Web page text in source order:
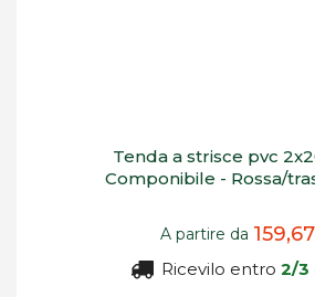
Tenda a strisce pvc
Componibile - Rossa/
A partire da
Ricevilo entro 2/3